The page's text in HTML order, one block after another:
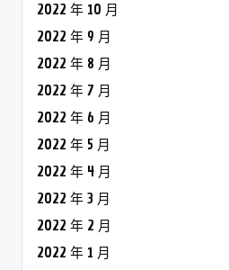
2022 年 10 月
2022 年 9 月
2022 年 8 月
2022 年 7 月
2022 年 6 月
2022 年 5 月
2022 年 4 月
2022 年 3 月
2022 年 2 月
2022 年 1 月